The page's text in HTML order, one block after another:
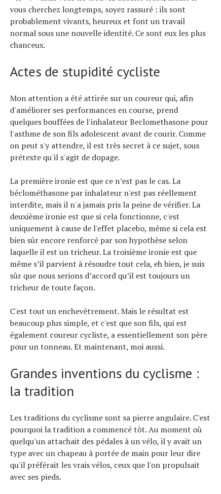
vous cherchez longtemps, soyez rassuré : ils sont
probablement vivants, heureux et font un travail
normal sous une nouvelle identité. Ce sont eux les plus
chanceux.
Actes de stupidité cycliste
Mon attention a été attirée sur un coureur qui, afin
d'améliorer ses performances en course, prend
quelques bouffées de l'inhalateur Beclomethasone pour
l'asthme de son fils adolescent avant de courir. Comme
on peut s'y attendre, il est très secret à ce sujet, sous
prétexte qu'il s'agit de dopage.
La première ironie est que ce n’est pas le cas. La
béclométhasone par inhalateur n'est pas réellement
interdite, mais il n'a jamais pris la peine de vérifier. La
deuxième ironie est que si cela fonctionne, c'est
uniquement à cause de l'effet placebo, même si cela est
bien sûr encore renforcé par son hypothèse selon
laquelle il est un tricheur. La troisième ironie est que
même s’il parvient à résoudre tout cela, eh bien, je suis
sûr que nous serions d’accord qu’il est toujours un
tricheur de toute façon.
C'est tout un enchevêtrement. Mais le résultat est
beaucoup plus simple, et c'est que son fils, qui est
également coureur cycliste, a essentiellement son père
pour un tonneau. Et maintenant, moi aussi.
Grandes inventions du cyclisme :
la tradition
Les traditions du cyclisme sont sa pierre angulaire. C'est
pourquoi la tradition a commencé tôt. Au moment où
quelqu'un attachait des pédales à un vélo, il y avait un
type avec un chapeau à portée de main pour leur dire
qu'il préférait les vrais vélos, ceux que l'on propulsait
avec ses pieds.